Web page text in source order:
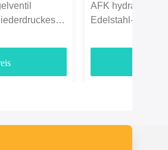
AFK
Edelstahl-